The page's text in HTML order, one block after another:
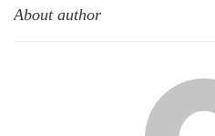
About author